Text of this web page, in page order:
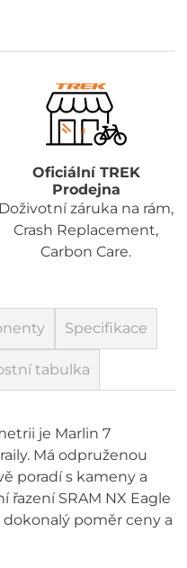
Oficiální TREK
Prodejna
Doživotní záruka na rám,
Crash Replacement,
Carbon Care.
Specifikace
tabulka
je Marlin 7
Má odpruženou
poradí s kameny a
řazení SRAM NX Eagle
poměr ceny a